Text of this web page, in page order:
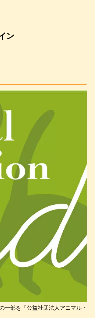
ン
部を『公益社団法人アニマル・